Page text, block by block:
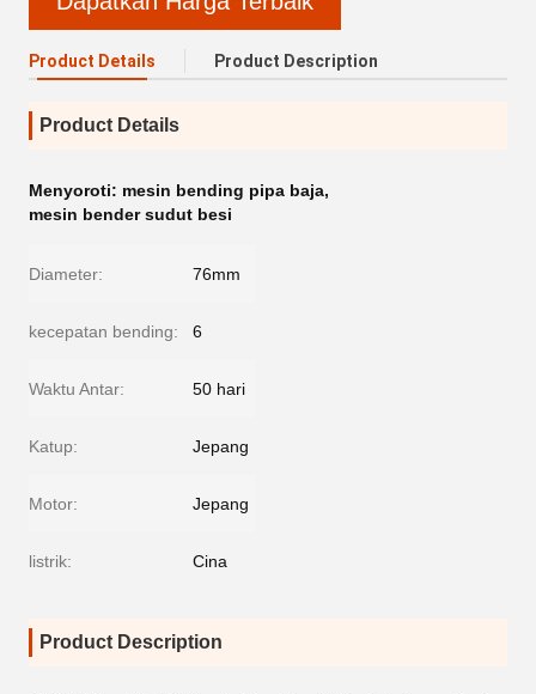
Product Details Product Description
Product Details
Menyoroti: mesin bending pipa baja,
mesin bender sudut besi
Diameter: 76mm
kecepatan bending: 6
Waktu Antar: 50 hari
Katup: Jepang
Motor: Jepang
listrik: Cina
Product Description